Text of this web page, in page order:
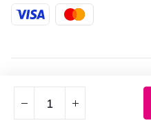
© 2026 PROSTOR